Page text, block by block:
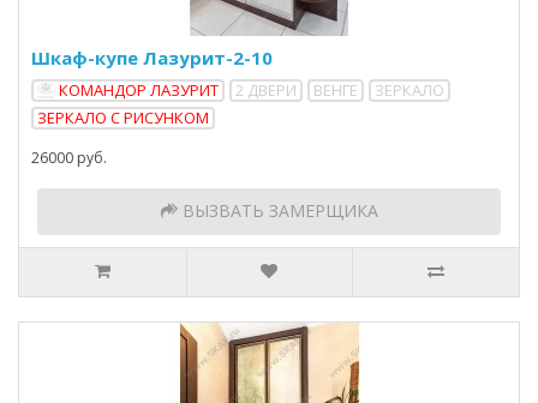
Шкаф-купе Лазурит-2-10
КОМАНДОР ЛАЗУРИТ 2 ДВЕРИ ВЕНГЕ
ЗЕРКАЛО
ЗЕРКАЛО С РИСУНКОМ
26000 руб.
ВЫЗВАТЬ ЗАМЕРЩИКА